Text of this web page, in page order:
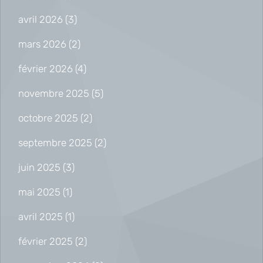
avril 2026 (3)
mars 2026 (2)
février 2026 (4)
novembre 2025 (5)
octobre 2025 (2)
septembre 2025 (2)
juin 2025 (3)
mai 2025 (1)
avril 2025 (1)
février 2025 (2)